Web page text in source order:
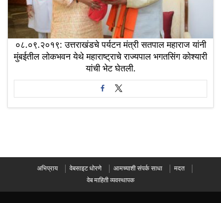
०८.०९.२०१९: उत्तराखंडचे पर्यटन मंत्री सतपाल महाराज यांनी
मुंबईतील लोकभवन येथे महाराष्ट्राचे राज्यपाल भगतसिंग कोश्यारी
यांची भेट घेतली.
अभिप्राय वेबसाइट धोरणे आमच्याशी संपर्क साधा
मदत
वेब माहिती व्यवस्थापक